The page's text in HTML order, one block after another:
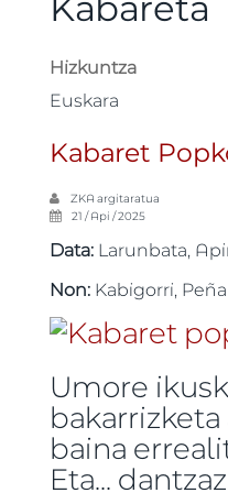
Kabareta
Hizkuntza
Euskara
Kabaret
ZKA argitaratua
21 / Api / 2025
Data: Larunbata,
Non: Kabigorri,
Umore
baina
Eta...